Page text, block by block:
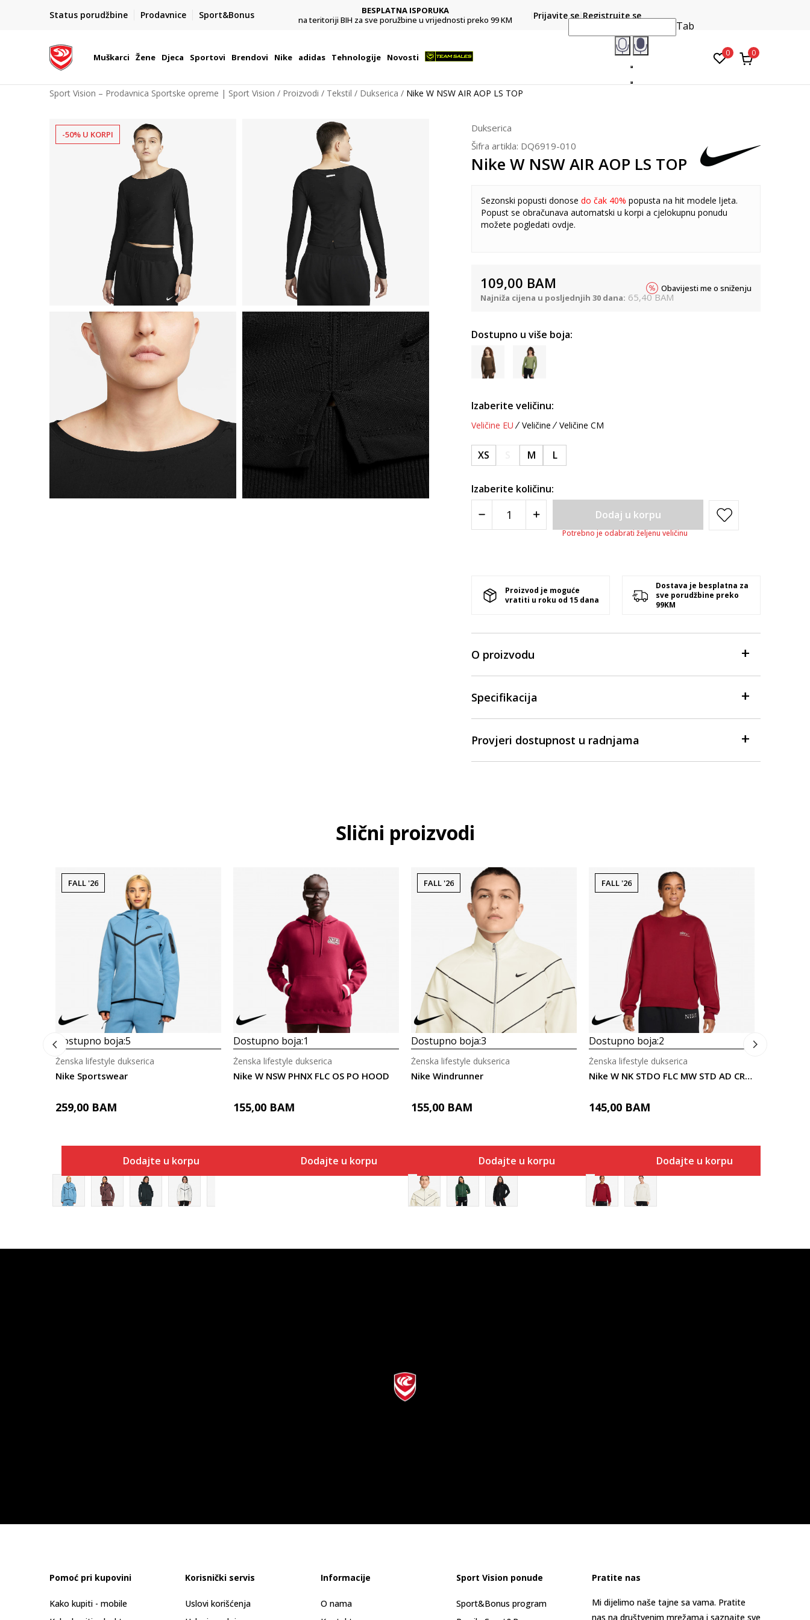
Status porudžbine Prodavnice Sport&Bonus
POZOVITE NAS NA : 055/490-400
Pon-Pet od 9h - 16h
BESPLATNA ISPORUKA
na teritoriji BIH za sve poružbine u vrijednosti preko 99 KM
Platite karticom online i preuzmite u prodavnici po vašem
Prijavite se Registrujte se
Muškarci Žene Djeca Sportovi Brendovi Nike adidas Tehnologije Novosti
Tab
0 0
Sport Vision – Prodavnica Sportske opreme | Sport Vision Proizvodi Tekstil Dukserica Nike W NSW AIR AOP LS TOP
-50% U KORPI
Dukserica
Šifra artikla: DQ6919-010
Nike W NSW AIR AOP LS TOP
Sezonski popusti donose do čak 40% popusta na hit modele ljeta.
Popust se obračunava automatski u korpi a cjelokupnu ponudu
možete pogledati ovdje.
109,00 BAM
Najniža cijena u posljednjih 30 dana: 65,40 BAM
Obavijesti me o sniženju
Dostupno u više boja:
Izaberite veličinu:
Veličine EU Veličine Veličine CM
XS M L
Izaberite količinu:
Dodaj u korpu
Potrebno je odabrati željenu veličinu
Proizvod je moguće
vratiti u roku od 15 dana
Dostava je besplatna za
sve porudžbine preko
99KM
O proizvodu
Specifikacija
Provjeri dostupnost u radnjama
Slični proizvodi
FALL '26
Dostupno boja:5
Nike Sportswear
Ženska lifestyle dukserica
259,00 BAM
Dodajte u korpu
Dostupno boja:1
Nike W NSW PHNX FLC OS PO HOOD
Ženska lifestyle dukserica
155,00 BAM
Dodajte u korpu
FALL '26
Dostupno boja:3
Nike Windrunner
Ženska lifestyle dukserica
155,00 BAM
Dodajte u korpu
FALL '26
Dostupno boja:2
Nike W NK STDO FLC MW STD AD CREW
Ženska lifestyle dukserica
145,00 BAM
Dodajte u korpu
Pomoć pri kupovini
Kako kupiti - mobile
Korisnički servis
Uslovi korišćenja
Informacije
O nama
Sport Vision ponude
Sport&Bonus program
Pratite nas
Mi dijelimo naše tajne sa vama. Pratite
nas na društvenim mrežama i saznajte sve